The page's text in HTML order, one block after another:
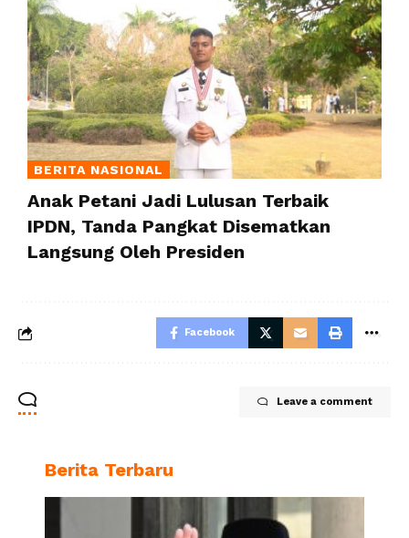
BERITA NASIONAL
Anak Petani Jadi Lulusan Terbaik
IPDN, Tanda Pangkat Disematkan
Langsung Oleh Presiden
Facebook
Leave a comment
Berita Terbaru